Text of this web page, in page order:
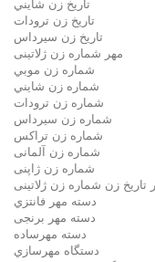
تاريخ زن شايني
تاريخ زن ترودات
تاريخ زن سيرداس
مهر شماره زن ژلاتینی
شماره زن موبي
شماره زن شايني
شماره زن ترودات
شماره زن سيرداس
شماره زن تراکس
شماره زن آلمانی
شماره زن ژاپنی
تاریخ زن شماره زن ژلاتینی
دسته مهر فانتزي
دسته مهر برنجی
دسته مهرساده
دستگاه مهرسازي